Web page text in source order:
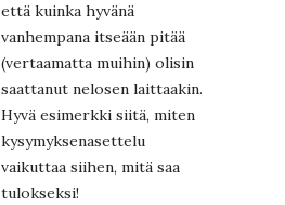
että kuinka hyvänä
vanhempana itseään pitää
(vertaamatta muihin) olisin
saattanut nelosen laittaakin.
Hyvä esimerkki siitä, miten
kysymyksenasettelu
vaikuttaa siihen, mitä saa
tulokseksi!